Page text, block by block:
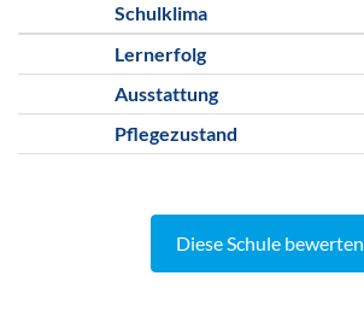
Schulklima
Lernerfolg
Ausstattung
Pflegezustand
Diese Schule bewerten